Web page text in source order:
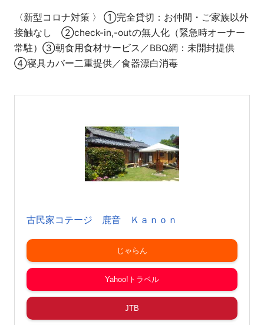
〈新型コロナ対策 〉 ①完全貸切：お仲間・ご家族以外
接触なし ②check-in,-outの無人化（緊急時オーナー
常駐）③朝食用食材サービス／BBQ網：未開封提供
④寝具カバー二重提供／食器漂白消毒
古民家コテージ 鹿音 Ｋａｎｏｎ
じゃらん
Yahoo!トラベル
JTB